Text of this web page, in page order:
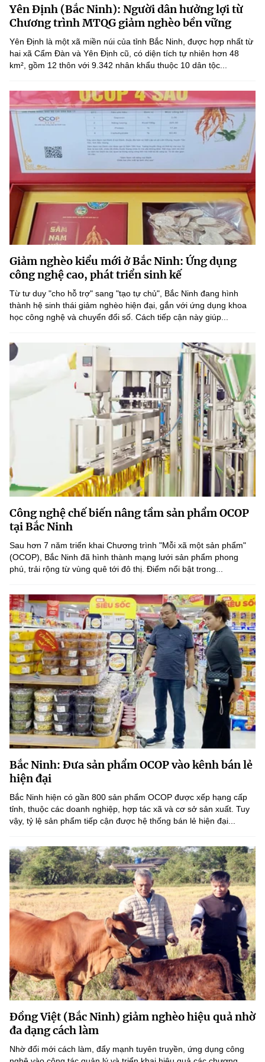
Sở Khoa học và Công nghệ
Chuyển đổi số
Bưu chính, Viễn thông
Tiêu chuẩn, đo lường, chất lượng
Năng lượng nguyên tử
Tin tổng hợp
Tin địa phương
Văn bản QPPL
Văn bản chỉ đạo điều hành
Lấy ý kiến người dân về dự thảo VBQPPL
MST IOFFICE
THỐNG KÊ
Khoa học và Công nghệ
Đổi mới sáng tạo
Chuyển đổi số
Bưu chính, Viễn thông
Sở hữu trí tuệ
Tiêu chuẩn, đo lường, chất lượng
Năng lượng nguyên tử
Multimedia
THƯ ĐIỆN TỬ
Khác
Videos
Infographic
Ảnh
Voice
Nhiệm vụ trọng tâm
Chọn ngôn ngữ
Vietnamese English
BỘ KHOA HỌC VÀ CÔNG NGHỆ
MINISTRY OF SCIENCE AND TECHNOLOGY
Điều khoản sử dụng Theo dõi MST: Góp ý
Cơ quan chủ quản: Bộ Khoa học và Công nghệ (MST)
Chịu trách nhiệm nội dung: Nguyễn Thị Hải Hằng
Giám đốc Trung tâm Truyền thông Khoa học và Công nghệ.
Liên hệ
Địa chỉ: Ban Biên tập Cổng TTĐT - 18 Nguyễn Du, TP. Hà Nội
Điện thoại: 024 3936 9506
Email:
stc@mst.gov.vn
©2026 Bản quyền thuộc Bộ Khoa Học và Công Nghệ
(Ghi rõ nguồn "https://mst.gov.vn" khi phát hành lại thông tin từ
website này)
Yên Định (Bắc Ninh): Người dân hưởng lợi từ
Chương trình MTQG giảm nghèo bền vững
Yên Định là một xã miền núi của tỉnh Bắc Ninh, được hợp nhất từ
hai xã Cẩm Đàn và Yên Định cũ, có diện tích tự nhiên hơn 48
km², gồm 12 thôn với 9.342 nhân khẩu thuộc 10 dân tộc...
Giảm nghèo kiểu mới ở Bắc Ninh: Ứng dụng
công nghệ cao, phát triển sinh kế
Từ tư duy "cho hỗ trợ" sang "tạo tự chủ", Bắc Ninh đang hình
thành hệ sinh thái giảm nghèo hiện đại, gắn với ứng dụng khoa
học công nghệ và chuyển đổi số. Cách tiếp cận này giúp...
Công nghệ chế biến nâng tầm sản phẩm OCOP
tại Bắc Ninh
Sau hơn 7 năm triển khai Chương trình "Mỗi xã một sản phẩm"
(OCOP), Bắc Ninh đã hình thành mạng lưới sản phẩm phong
phú, trải rộng từ vùng quê tới đô thị. Điểm nổi bật trong...
Bắc Ninh: Đưa sản phẩm OCOP vào kênh bán lẻ
hiện đại
Bắc Ninh hiện có gần 800 sản phẩm OCOP được xếp hạng cấp
tỉnh, thuộc các doanh nghiệp, hợp tác xã và cơ sở sản xuất. Tuy
vậy, tỷ lệ sản phẩm tiếp cận được hệ thống bán lẻ hiện đại...
Đồng Việt (Bắc Ninh) giảm nghèo hiệu quả nhờ
đa dạng cách làm
Nhờ đổi mới cách làm, đẩy mạnh tuyên truyền, ứng dụng công